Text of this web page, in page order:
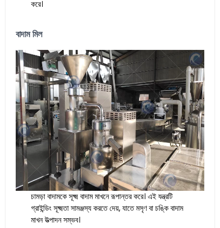
করে।
বাদাম মিল
চামড়া বাদামকে সূক্ষ্ম বাদাম মাখনে রূপান্তর করে। এই যন্ত্রটি
গ্রাইন্ডিং সূক্ষ্মতা সামঞ্জস্য করতে দেয়, যাতে মসৃণ বা চঙ্কি বাদাম
মাখন উত্পাদন সম্ভব।